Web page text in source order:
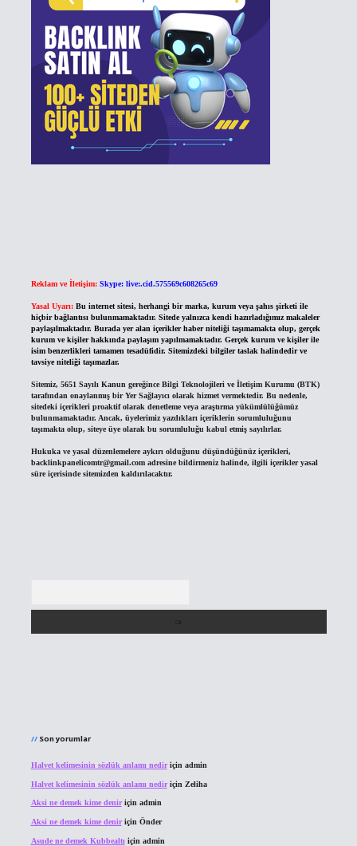
Reklam ve İletişim: Skype: live:.cid.575569c608265c69
Yasal Uyarı: Bu internet sitesi, herhangi bir marka, kurum veya şahıs şirketi ile
hiçbir bağlantısı bulunmamaktadır. Sitede yalnızca kendi hazırladığımız makaleler
paylaşılmaktadır. Burada yer alan içerikler haber niteliği taşımamakta olup, gerçek
kurum ve kişiler hakkında paylaşım yapılmamaktadır. Gerçek kurum ve kişiler ile
isim benzerlikleri tamamen tesadüfidir. Sitemizdeki bilgiler taslak halindedir ve
tavsiye niteliği taşımazlar.
Sitemiz, 5651 Sayılı Kanun gereğince Bilgi Teknolojileri ve İletişim Kurumu (BTK)
tarafından onaylanmış bir Yer Sağlayıcı olarak hizmet vermektedir. Bu nedenle,
sitedeki içerikleri proaktif olarak denetleme veya araştırma yükümlülüğümüz
bulunmamaktadır. Ancak, üyelerimiz yazdıkları içeriklerin sorumluluğunu
taşımakta olup, siteye üye olarak bu sorumluluğu kabul etmiş sayılırlar.
Hukuka ve yasal düzenlemelere aykırı olduğunu düşündüğünüz içerikleri,
backlinkpanelicomtr@gmail.comadresine bildirmeniz halinde, ilgili içerikler yasal
süre içerisinde sitemizden kaldırılacaktır.
Son yorumlar
Halvet kelimesinin sözlük anlamı nediriçin admin
Halvet kelimesinin sözlük anlamı nediriçin Zeliha
Aksi ne demek kime deniriçin admin
Aksi ne demek kime deniriçin Önder
Asude ne demek Kubbealtı için admin